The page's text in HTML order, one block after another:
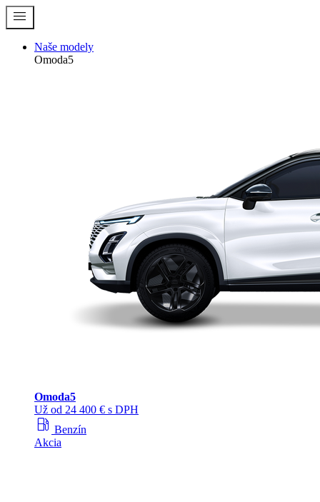
menu
Naše modely
Omoda5
Omoda5
Už od 24 400 € s DPH
local_gas_station Benzín
Akcia